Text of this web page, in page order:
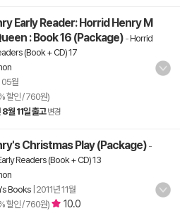
Early Reader: Horrid Henry M
: Book 16 (Package) -Horrid
(Book + CD) 17
05월
할인 / 760원)
8월 11일 출고 변경
Christmas Play (Package) -
Readers (Book + CD) 13
Books 2011년 11월
할인 / 760원) 10.0